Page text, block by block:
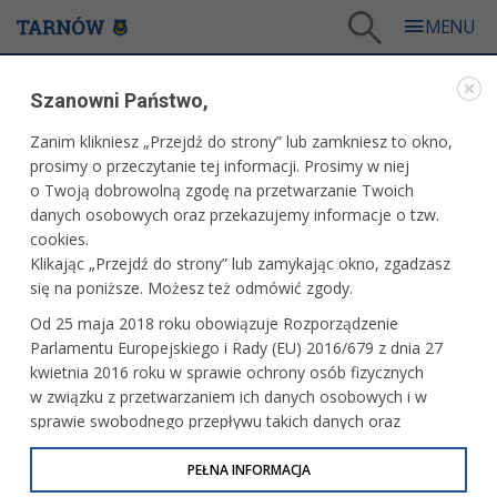
Spotkanie autorskie z Zośką Papużanką
WARTO PRZECZYTAĆ
SPOTKANIE AUTORSKIE Z ZOŚKĄ PAPUŻANKĄ
15.05.2025, 14:20 Redakcja tarnow.pl
W piątek, 30 maja, w Czytelni Czasopism Miejskiej
Biblioteki Publicznej w Tarnowie przy ul. Krakowskiej 4
(parter) odbędzie się spotkanie autorskie z Zośką
Papużanką. Początek o godz. 17. Wstęp wolny.
Szanowni Państwo,
Zanim klikniesz „Przejdź do strony” lub zamkniesz to okno,
prosimy o przeczytanie tej informacji. Prosimy w niej
o Twoją dobrowolną zgodę na przetwarzanie Twoich
danych osobowych oraz przekazujemy informacje o tzw.
cookies.
Klikając „Przejdź do strony” lub zamykając okno, zgadzasz
się na poniższe. Możesz też odmówić zgody.
Od 25 maja 2018 roku obowiązuje Rozporządzenie
Parlamentu Europejskiego i Rady (EU) 2016/679 z dnia 27
kwietnia 2016 roku w sprawie ochrony osób fizycznych
w związku z przetwarzaniem ich danych osobowych i w
sprawie swobodnego przepływu takich danych oraz
uchylenia dyrektywy 95/46/WE (określane jako RODO, GDPR
lub Ogólne Rozporządzenie o Ochronie Danych
PEŁNA INFORMACJA